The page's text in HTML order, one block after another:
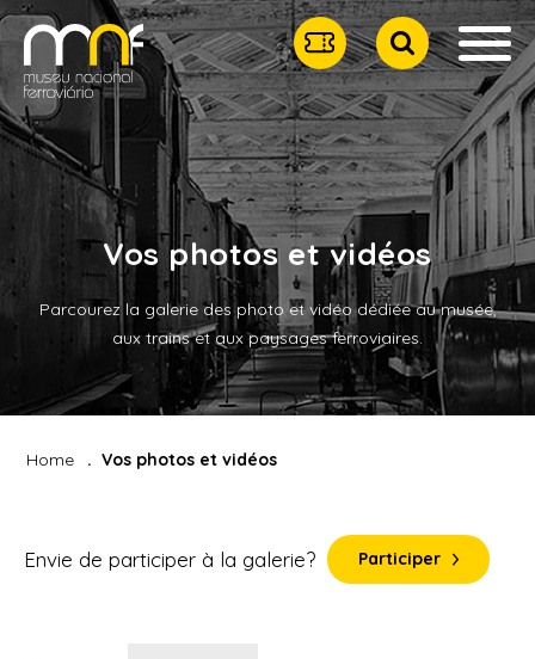
Vos photos et vidéos
Parcourez la galerie des photo et vidéo dédiée au musée,
aux trains et aux paysages ferroviaires.
Home Vos photos et vidéos
Envie de participer à la galerie? Participer